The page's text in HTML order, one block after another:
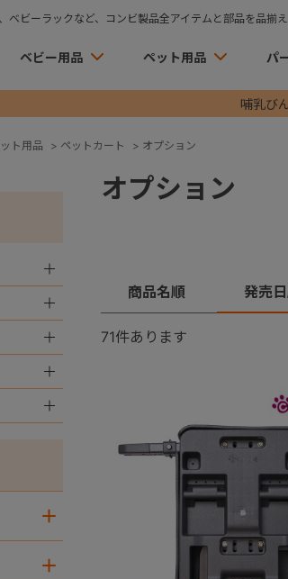
ベビーラックなど、コンビ製品全アイテムと部品を品揃え
ベビー用品 ペット用品 パ
哺乳び
ト用品 > ペットカート > オプション
オプション
商品名順 発売
71件あります